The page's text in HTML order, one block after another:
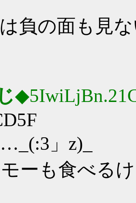
負の面も見
」z)_
ーも食べる